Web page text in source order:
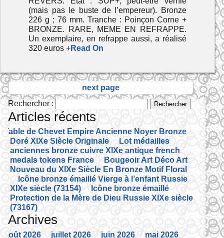
(mais pas le buste de l’empereur). Bronze
226 g ; 76 mm. Tranche : Poinçon Corne +
BRONZE. RARE, MEME EN REFRAPPE.
Un exemplaire, en refrappe aussi, a réalisé
320 euros +Read On
next page
Rechercher :
Articles récents
Table de Chevet Empire Ancienne Noyer Bronze
Doré XIXe Siècle Originale
Lot médailles
anciennes bronze cuivre XIXe antique french
medals tokens France
Bougeoir Art Déco Art
Nouveau du XIXe Siècle En Bronze Motif Floral
Icône bronze émaillé Vierge à l’enfant Russie
XIXe siècle (73154)
Icône bronze émaillé
Protection de la Mère de Dieu Russie XIXe siècle
(73167)
Archives
août 2026 juillet 2026 juin 2026 mai 2026